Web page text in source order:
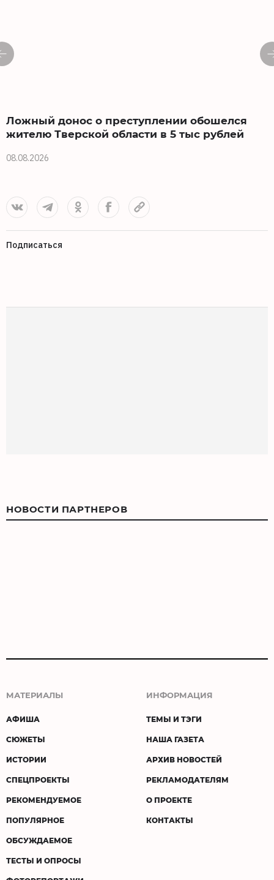
Ложный донос о преступлении обошелся
жителю Тверской области в 5 тыс рублей
08.08.2026
Подписаться
НОВОСТИ ПАРТНЕРОВ
МАТЕРИАЛЫ
АФИША
СЮЖЕТЫ
ИСТОРИИ
СПЕЦПРОЕКТЫ
РЕКОМЕНДУЕМОЕ
ПОПУЛЯРНОЕ
ОБСУЖДАЕМОЕ
ТЕСТЫ И ОПРОСЫ
ИНФОРМАЦИЯ
ТЕМЫ И ТЭГИ
НАША ГАЗЕТА
АРХИВ НОВОСТЕЙ
РЕКЛАМОДАТЕЛЯМ
О ПРОЕКТЕ
КОНТАКТЫ